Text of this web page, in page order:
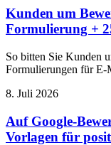
Kunden um
Formulierung +
So bitten Sie Kunden
Formulierungen für E-
Anleitung für den
8. Juli 2026
Auf Google-
Vorlagen für